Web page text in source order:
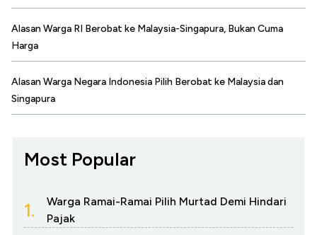
Alasan Warga RI Berobat ke Malaysia-Singapura, Bukan Cuma
Harga
Alasan Warga Negara Indonesia Pilih Berobat ke Malaysia dan
Singapura
Most Popular
1.
Warga Ramai-Ramai Pilih Murtad Demi Hindari
Pajak